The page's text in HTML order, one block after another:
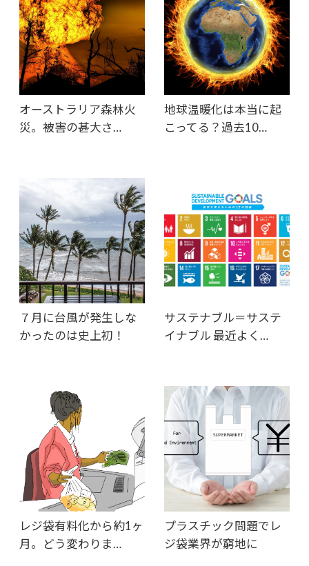
オーストラリア森林火
災。被害の甚大さ…
地球温暖化は本当に起
こってる？過去10…
７月に台風が発生しな
かったのは史上初！
サステナブル＝サステ
イナブル 最近よく…
レジ袋有料化から約1ヶ
月。どう変わりま…
プラスチック問題でレ
ジ袋業界が窮地に